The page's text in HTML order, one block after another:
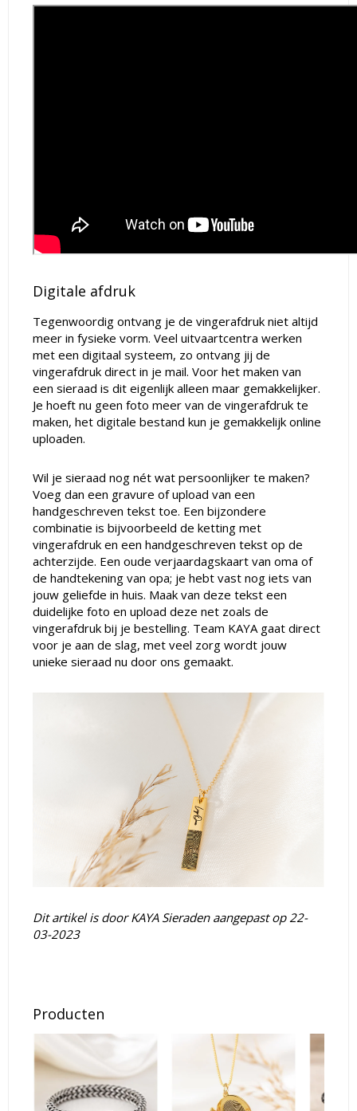
Digitale afdruk
Tegenwoordig ontvang je de vingerafdruk niet altijd
meer in fysieke vorm. Veel uitvaartcentra werken
met een digitaal systeem, zo ontvang jij de
vingerafdruk direct in je mail. Voor het maken van
een sieraad is dit eigenlijk alleen maar gemakkelijker.
Je hoeft nu geen foto meer van de vingerafdruk te
maken, het digitale bestand kun je gemakkelijk online
uploaden.
Wil je sieraad nog nét wat persoonlijker te maken?
Voeg dan een gravure of upload van een
handgeschreven tekst toe. Een bijzondere
combinatie is bijvoorbeeld de ketting met
vingerafdruk en een handgeschreven tekst op de
achterzijde. Een oude verjaardagskaart van oma of
de handtekening van opa; je hebt vast nog iets van
jouw geliefde in huis. Maak van deze tekst een
duidelijke foto en upload deze net zoals de
vingerafdruk bij je bestelling. Team KAYA gaat direct
voor je aan de slag, met veel zorg wordt jouw
unieke sieraad nu door ons gemaakt.
Dit artikel is door KAYA Sieraden aangepast op 22-
03-2023
Producten